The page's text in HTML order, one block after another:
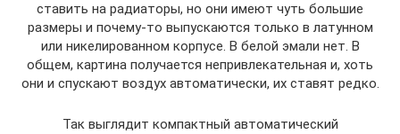
ставить на радиаторы, но они имеют чуть большие
размеры и почему-то выпускаются только в латунном
или никелированном корпусе. В белой эмали нет. В
общем, картина получается непривлекательная и, хоть
они и спускают воздух автоматически, их ставят редко.
Так выглядит компактный автоматический